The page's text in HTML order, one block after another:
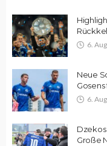
6.
Neue
6.
Große